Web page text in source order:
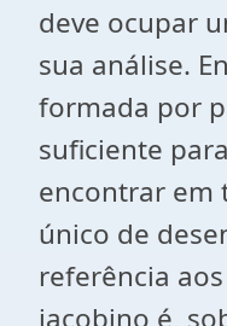
deve ocupar
sua análise.
formada por
suficiente
encontrar em
único de
referência
jacobino é,